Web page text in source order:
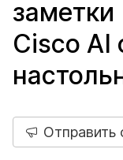
заметки
Cisco AI
Отправить